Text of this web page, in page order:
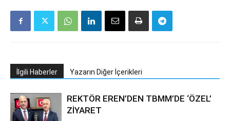
İlgili Haberler Yazarın Diğer İçerikleri
REKTÖR EREN’DEN TBMM’DE ‘ÖZEL’
ZİYARET